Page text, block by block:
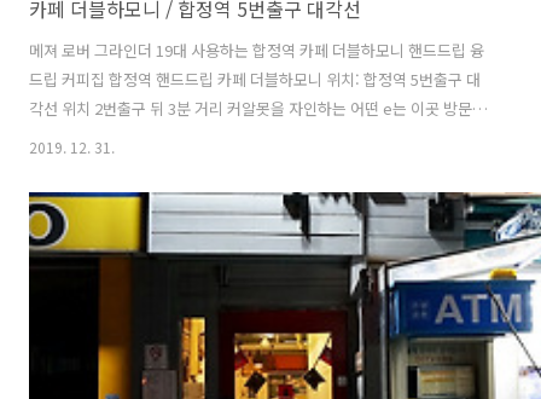
카페 더블하모니 / 합정역 5번출구 대각선
메져 로버 그라인더 19대 사용하는 합정역 카페 더블하모니 핸드드립 융
드립 커피집 합정역 핸드드립 카페 더블하모니 위치: 합정역 5번출구 대
각선 위치 2번출구 뒤 3분 거리 커알못을 자인하는 어떤 e는 이곳 방문한
블로그 후기에서,나란히 놓여 있는 저것을 이라고 적기도 했던, 그렇게
출구 대각선 합정역 2번 출구 3분 거리에 있는 30평 공간에 메져 로버 일
렉트로닉 15대 포함 그라인더 19대를 사용하는 작은 커피집 _ 더블하모
니아는 사람은 벌써 알고 자주 가며 모르는 사람은 10년이 지나도 통 모
를 바리스타들의 커피투어 성지聖地 _ 더블하모니 요란하게 나대거나
과시하지 않고, 지향하는 정신을 조용히 실천하는 커피집 자신들의 노력
과 결과물..
2019. 12. 31.